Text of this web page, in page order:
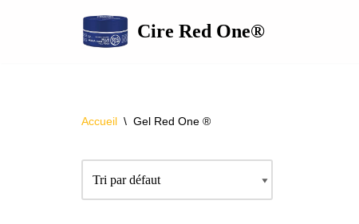
Cire Red One®
Accueil \ Gel Red One ®